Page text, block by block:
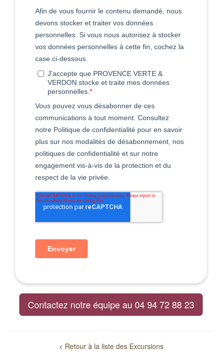
Contactez notre équipe au 04 94 72 88 23
< Retour à la liste des Excursions